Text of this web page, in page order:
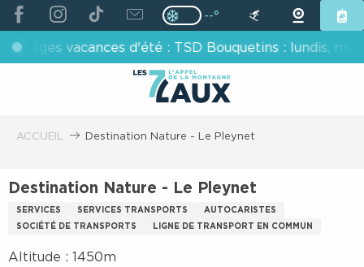
ALLER
AU
CONTENU
PRINCIPAL
Page D’accueil Actuelle Hiver :
Page D’accueil Actuelle
vacances d'été : TSD Bouquetins : lundis,
--°
ACCUEIL Destination Nature - Le Pleynet
Destination Nature - Le Pleynet
SERVICES SERVICES TRANSPORTS
AUTOCARISTES
SOCIÉTÉ DE TRANSPORTS
LIGNE DE TRANSPORT EN COMMUN
Altitude : 1450m